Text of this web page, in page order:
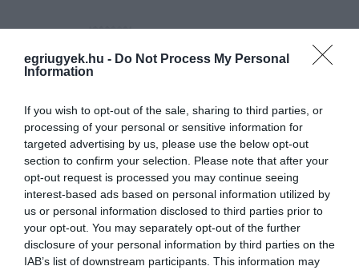
egriugyek.hu - Do Not Process My Personal
Information
If you wish to opt-out of the sale, sharing to third parties, or
processing of your personal or sensitive information for
targeted advertising by us, please use the below opt-out
section to confirm your selection. Please note that after your
opt-out request is processed you may continue seeing
interest-based ads based on personal information utilized by
us or personal information disclosed to third parties prior to
your opt-out. You may separately opt-out of the further
disclosure of your personal information by third parties on the
IAB’s list of downstream participants. This information may
bennünket az EGRI ÜGYEK Google Hírek oldalán!
VISSZA A FŐOLDALRA